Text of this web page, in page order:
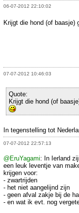
06-07-2012 22:10:02
Krijgt die hond (of baasje)
07-07-2012 10:46:03
Quote:
Krijgt die hond (of
In tegenstelling tot
07-07-2012 22:57:13
@EruYagami: In Ierland
een leuk leventje van
krijgen voor:
- zwartrijden
- het niet aangelijnd zijn
- geen afval zakje bij de
- en wat ik evt. nog